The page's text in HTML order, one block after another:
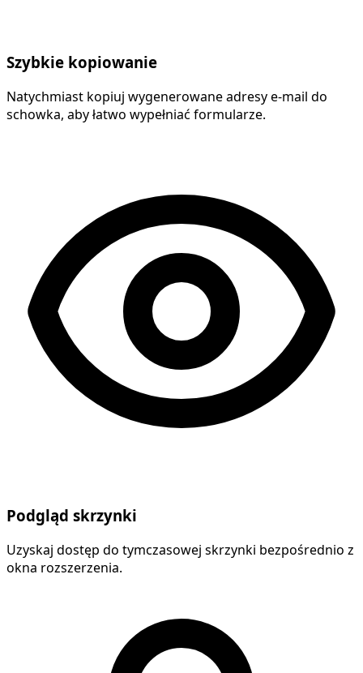
Szybkie kopiowanie
Natychmiast kopiuj wygenerowane adresy e-mail do
schowka, aby łatwo wypełniać formularze.
Podgląd skrzynki
Uzyskaj dostęp do tymczasowej skrzynki bezpośrednio z
okna rozszerzenia.